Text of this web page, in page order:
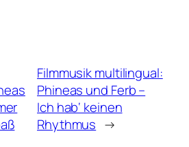
Filmmusik multilingual:
Phineas und Ferb –
Ich hab‘ keinen
Rhythmus →